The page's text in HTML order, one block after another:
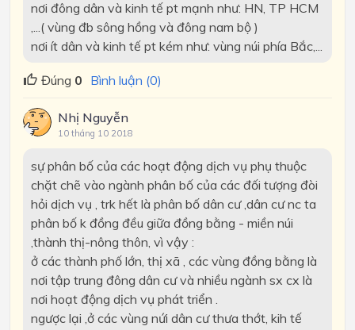
nơi đông dân và kinh tế pt mạnh như: HN, TP HCM
,...( vùng đb sông hồng và đông nam bộ )
nơi ít dân và kinh tế pt kém như: vùng núi phía Bắc,...
Đúng 0 Bình luận (0)
Nhị Nguyễn
10 tháng 10 2018
sự phân bố của các hoạt động dịch vụ phụ thuộc
chặt chẽ vào ngành phân bố của các đối tượng đòi
hỏi dịch vụ , trk hết là phân bố dân cư ,dân cư nc ta
phân bố k đồng đều giữa đồng bằng - miền núi
,thành thị-nông thôn, vì vậy :
ở các thành phố lớn, thị xã , các vùng đồng bằng là
nơi tập trung đông dân cư và nhiều ngành sx cx là
nơi hoạt động dịch vụ phát triển .
ngược lại ,ở các vùng nứi dân cư thưa thớt, kih tế